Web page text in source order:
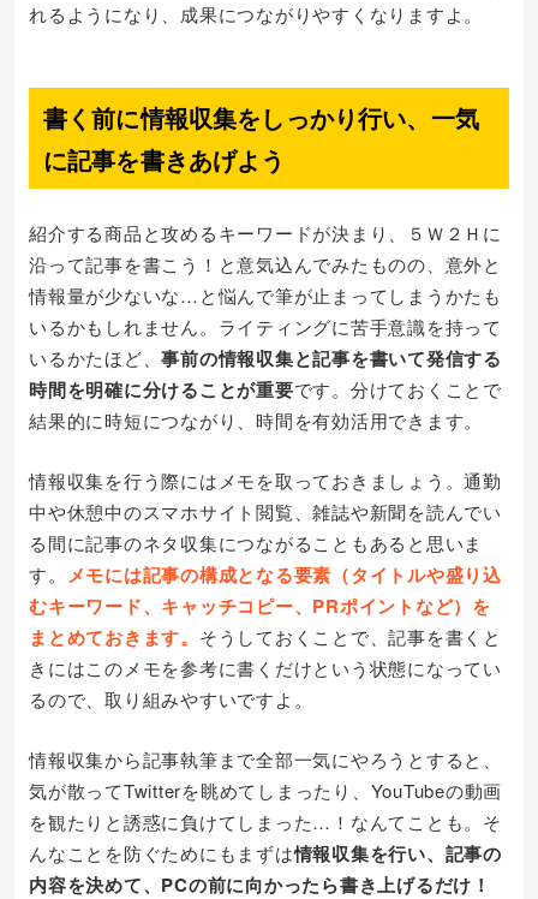
れるようになり、成果につながりやすくなりますよ。
書く前に情報収集をしっかり行い、一気
に記事を書きあげよう
紹介する商品と攻めるキーワードが決まり、５Ｗ２Ｈに
沿って記事を書こう！と意気込んでみたものの、意外と
情報量が少ないな…と悩んで筆が止まってしまうかたも
いるかもしれません。ライティングに苦手意識を持って
いるかたほど、事前の情報収集と記事を書いて発信する
時間を明確に分けることが重要です。分けておくことで
結果的に時短につながり、時間を有効活用できます。
情報収集を行う際にはメモを取っておきましょう。通勤
中や休憩中のスマホサイト閲覧、雑誌や新聞を読んでい
る間に記事のネタ収集につながることもあると思いま
す。 メモには記事の構成となる要素（タイトルや盛り込
むキーワード、キャッチコピー、PRポイントなど）を
まとめておきます。 そうしておくことで、記事を書くと
きにはこのメモを参考に書くだけという状態になってい
るので、取り組みやすいですよ。
情報収集から記事執筆まで全部一気にやろうとすると、
気が散ってTwitterを眺めてしまったり、YouTubeの動画
を観たりと誘惑に負けてしまった…！なんてことも。そ
んなことを防ぐためにもまずは情報収集を行い、記事の
内容を決めて、PCの前に向かったら書き上げるだけ！